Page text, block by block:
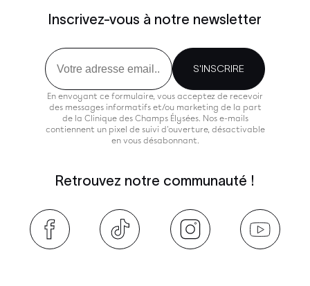
Inscrivez-vous à notre newsletter
Email
S'INSCRIRE
En envoyant ce formulaire, vous acceptez de recevoir
des messages informatifs et/ou marketing de la part
de la Clinique des Champs Élysées. Nos e-mails
contiennent un pixel de suivi d'ouverture, désactivable
en vous désabonnant.
Retrouvez notre communauté !